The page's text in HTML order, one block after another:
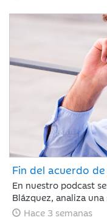
inteligencia artificial.
estadounidense
inflación en EE. UU.
Fin del acuerdo
En nuestro podcast
Blázquez, analiza
inesperado de la
Hace 3 semanas